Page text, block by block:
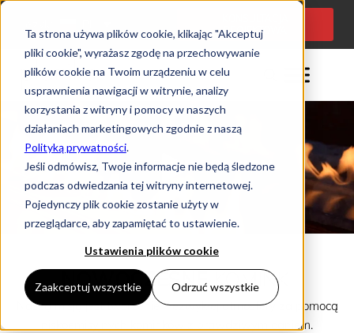
Ta strona używa plików cookie, klikając "Akceptuj
pliki cookie", wyrażasz zgodę na przechowywanie
plików cookie na Twoim urządzeniu w celu
usprawnienia nawigacji w witrynie, analizy
korzystania z witryny i pomocy w naszych
działaniach marketingowych zgodnie z naszą
Polityką prywatności.
Jeśli odmówisz, Twoje informacje nie będą śledzone
podczas odwiedzania tej witryny internetowej.
Pojedynczy plik cookie zostanie użyty w
przeglądarce, aby zapamiętać to ustawienie.
Ustawienia plików cookie
Zaakceptuj wszystkie Odrzuć wszystkie
PROJEKTOWA
NOWOCZESNEKOMINKI
Naszą misją jest tworzenie niezwykłej atmosfery za pomocą
niskoemisyjnych kominków z prawdziwym ogniem.